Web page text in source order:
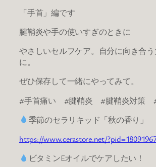
「手首」編です
腱鞘炎や手の使いすぎのときに
やさしいセルフケア。自分に向き合
に。
ぜひ保存して一緒にやってみて。
#手首痛い #腱鞘炎 #腱鞘炎対策 #
季節のセラリキッド「秋の香り」
https://www.cerastore.net/
ビタミンEオイルでケアしたい！